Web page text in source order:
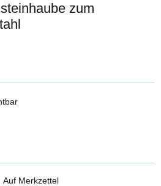
zum
Auf Merkzettel